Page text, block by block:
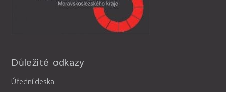
Důležité odkazy
Úřední deska